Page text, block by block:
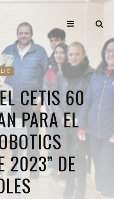
CETIS 60
PARA EL
2023” DE